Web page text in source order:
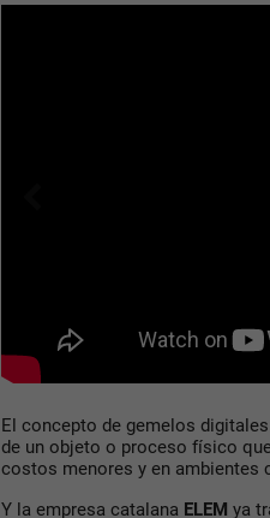
El concepto de gemelos
de un objeto o proceso físico
costos menores y en ambientes
Y la empresa catalana ELEM ya